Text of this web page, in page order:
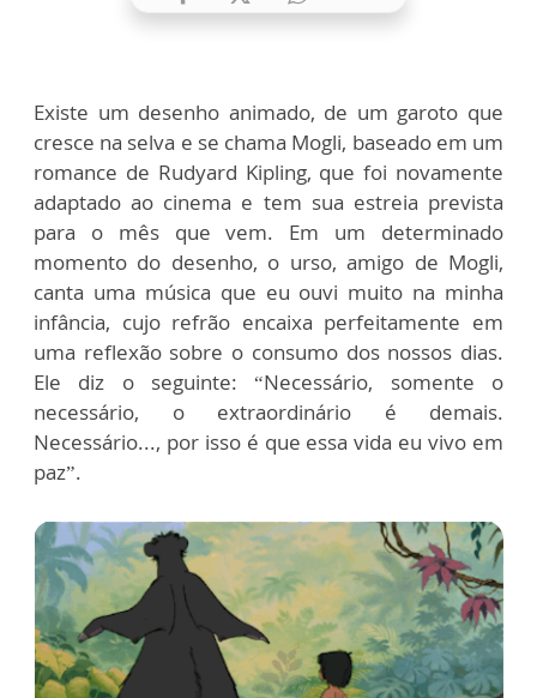
Existe um desenho animado, de um garoto que
cresce na selva e se chama Mogli, baseado em um
romance de Rudyard Kipling, que foi novamente
adaptado ao cinema e tem sua estreia prevista
para o mês que vem. Em um determinado
momento do desenho, o urso, amigo de Mogli,
canta uma música que eu ouvi muito na minha
infância, cujo refrão encaixa perfeitamente em
uma reflexão sobre o consumo dos nossos dias.
Ele diz o seguinte: “Necessário, somente o
necessário, o extraordinário é demais.
Necessário..., por isso é que essa vida eu vivo em
paz”.